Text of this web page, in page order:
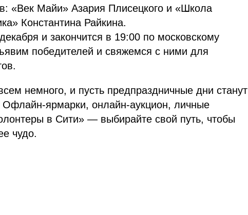
«Век Майи» Азария Плисецкого и «Школа
Константина Райкина.
и закончится в 19:00 по московскому
победителей и свяжемся с ними для
немного, и пусть предпраздничные дни станут
ярмарки, онлайн-аукцион, личные
в Сити» — выбирайте свой путь, чтобы
чудо.